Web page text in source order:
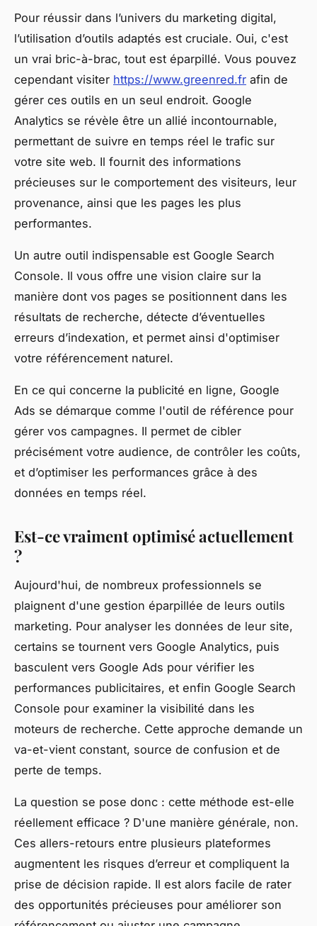
Pour réussir dans l’univers du marketing digital,
l’utilisation d’outils adaptés est cruciale. Oui, c'est
un vrai bric-à-brac, tout est éparpillé. Vous pouvez
cependant visiter https://www.greenred.fr afin de
gérer ces outils en un seul endroit. Google
Analytics se révèle être un allié incontournable,
permettant de suivre en temps réel le trafic sur
votre site web. Il fournit des informations
précieuses sur le comportement des visiteurs, leur
provenance, ainsi que les pages les plus
performantes.
Un autre outil indispensable est Google Search
Console. Il vous offre une vision claire sur la
manière dont vos pages se positionnent dans les
résultats de recherche, détecte d’éventuelles
erreurs d’indexation, et permet ainsi d'optimiser
votre référencement naturel.
En ce qui concerne la publicité en ligne, Google
Ads se démarque comme l'outil de référence pour
gérer vos campagnes. Il permet de cibler
précisément votre audience, de contrôler les coûts,
et d’optimiser les performances grâce à des
données en temps réel.
Est-ce vraiment optimisé actuellement
?
Aujourd'hui, de nombreux professionnels se
plaignent d'une gestion éparpillée de leurs outils
marketing. Pour analyser les données de leur site,
certains se tournent vers Google Analytics, puis
basculent vers Google Ads pour vérifier les
performances publicitaires, et enfin Google Search
Console pour examiner la visibilité dans les
moteurs de recherche. Cette approche demande un
va-et-vient constant, source de confusion et de
perte de temps.
La question se pose donc : cette méthode est-elle
réellement efficace ? D'une manière générale, non.
Ces allers-retours entre plusieurs plateformes
augmentent les risques d’erreur et compliquent la
prise de décision rapide. Il est alors facile de rater
des opportunités précieuses pour améliorer son